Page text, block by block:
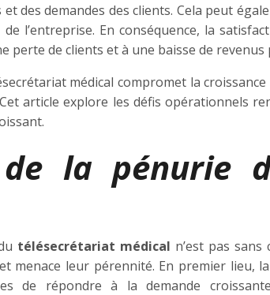
des demandes des clients. Cela peut
l’entreprise. En conséquence, la
de clients et à une baisse de revenus
médical compromet la croissance
article explore les défis opérationnels
de la pénurie
télésecrétariat médical n’est pas sans
menace leur pérennité. En premier lieu,
de répondre à la demande